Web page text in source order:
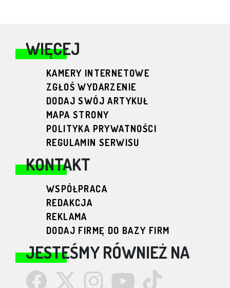
WIĘCEJ
KAMERY INTERNETOWE
ZGŁOŚ WYDARZENIE
DODAJ SWÓJ ARTYKUŁ
MAPA STRONY
POLITYKA PRYWATNOŚCI
REGULAMIN SERWISU
KONTAKT
WSPÓŁPRACA
REDAKCJA
REKLAMA
DODAJ FIRMĘ DO BAZY FIRM
JESTEŚMY RÓWNIEŻ NA